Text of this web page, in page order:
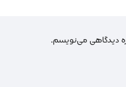
دیدگاهی می‌نویسم.